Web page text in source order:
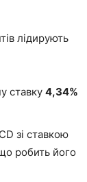
лідирують
ставку 4,34%
зі ставкою
робить його